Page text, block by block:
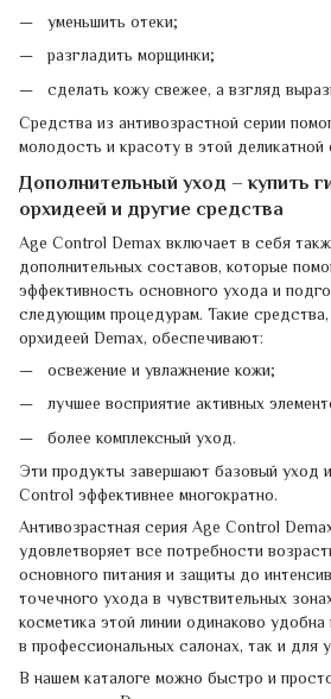
уменьшить отеки;
разгладить морщинки;
сделать кожу свежее, а взгляд
Средства из антивозрастной серии
молодость и красоту в этой деликатной
Дополнительный уход – купить
орхидеей и другие средства
Age Control Demax включает в себя
дополнительных составов, которые
эффективность основного ухода и
следующим процедурам. Такие
орхидеей Demax, обеспечивают:
освежение и увлажнение кожи;
лучшее восприятие активных
более комплексный уход.
Эти продукты завершают базовый уход
Control эффективнее многократно.
Антивозрастная серия Age Control
удовлетворяет все потребности
основного питания и защиты до
точечного ухода в чувствительных
косметика этой линии одинаково
в профессиональных салонах, так и для
В нашем каталоге можно быстро и